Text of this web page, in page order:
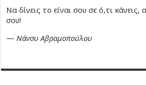
Να δίνεις το είναι σου σε ό,τι
σου!
— Νάνσυ Αβραμοπούλου